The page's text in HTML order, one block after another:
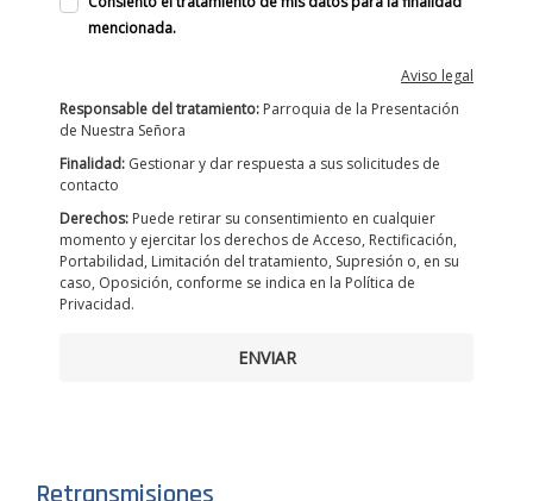
mencionada.
Aviso legal
Responsable del tratamiento: Parroquia de la Presentación
de Nuestra Señora
Finalidad: Gestionar y dar respuesta a sus solicitudes de
contacto
Derechos: Puede retirar su consentimiento en cualquier
momento y ejercitar los derechos de Acceso, Rectificación,
Portabilidad, Limitación del tratamiento, Supresión o, en su
caso, Oposición, conforme se indica en la Política de
Privacidad.
ENVIAR